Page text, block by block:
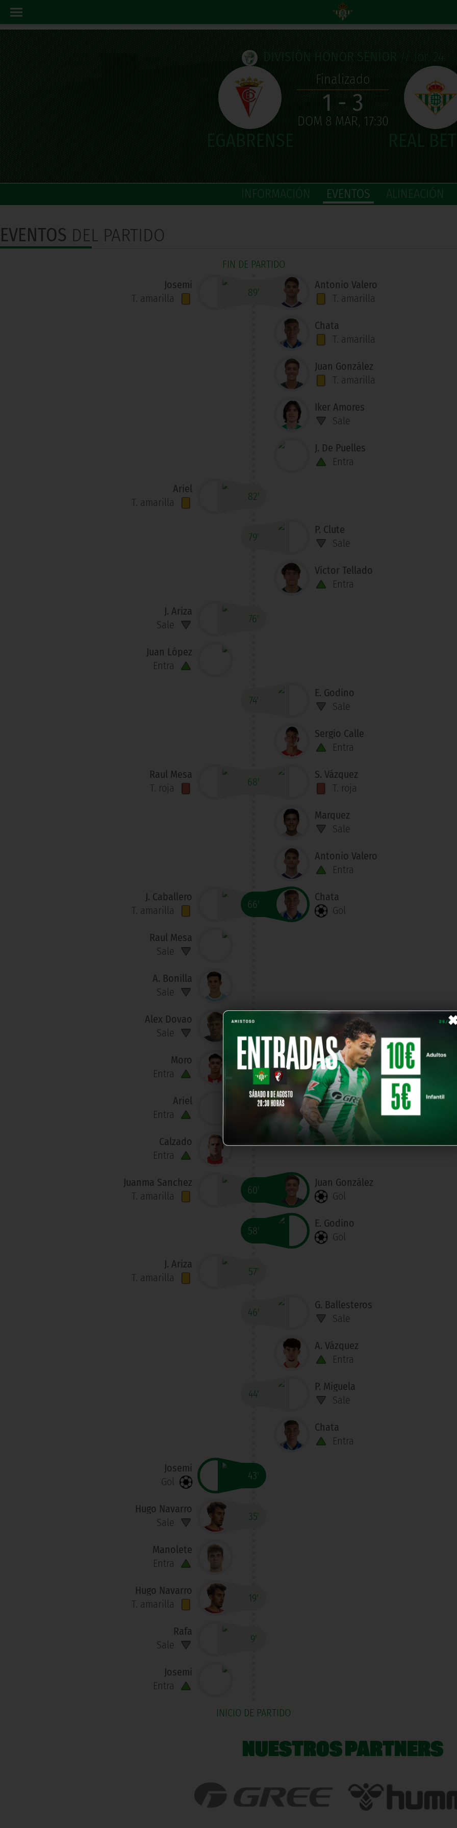
DIVISIÓN HONOR SENIOR// Jor. 24
Finalizado
1 - 3
DOM 8 MAR, 17:30
INFORMACIÓN EVENTOS ALINEACIÓN
×
EVENTOS DEL PARTIDO
FIN DE PARTIDO
89'
Josemi
T. amarilla
Antonio Valero
T. amarilla
Chata
T. amarilla
Juan González
T. amarilla
Iker Amores
Sale
J. De Puelles
Entra
82'
Ariel
T. amarilla
79'
P. Clute
Sale
Víctor Tellado
Entra
76'
J. Ariza
Sale
Juan López
Entra
74'
E. Godino
Sale
Sergio Calle
Entra
68'
Raul Mesa
T. roja
S. Vázquez
T. roja
Marquez
Sale
Antonio Valero
Entra
66'
Chata
Gol
J. Caballero
T. amarilla
Raul Mesa
Sale
A. Bonilla
Sale
Alex Dovao
Sale
Moro
Entra
Ariel
Entra
Calzado
Entra
60'
Juan González
Gol
Juanma Sanchez
T. amarilla
58'
E. Godino
Gol
57'
J. Ariza
T. amarilla
46'
G. Ballesteros
Sale
A. Vázquez
Entra
44'
P. Miguela
Sale
Chata
Entra
43'
Josemi
Gol
35'
Hugo Navarro
Sale
Manolete
Entra
19'
Hugo Navarro
T. amarilla
9'
Rafa
Sale
Josemi
Entra
INICIO DE PARTIDO
NUESTROS PARTNERS